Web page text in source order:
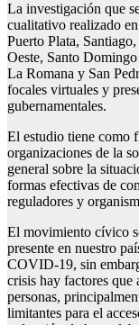
La investigación que
cualitativo realizado
Puerto Plata,
Oeste, Santo
La Romana y San
focales virtuales y
gubernamentales.
El estudio tiene como
organizaciones de la
general sobre la
formas efectivas de
reguladores y
El movimiento cívico
presente en nuestro
COVID-19, sin
crisis hay factores que
personas,
limitantes para el